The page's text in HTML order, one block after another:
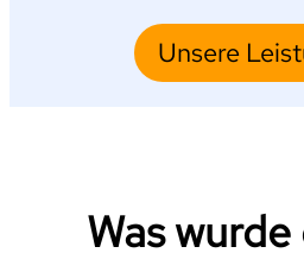
Unsere
Was